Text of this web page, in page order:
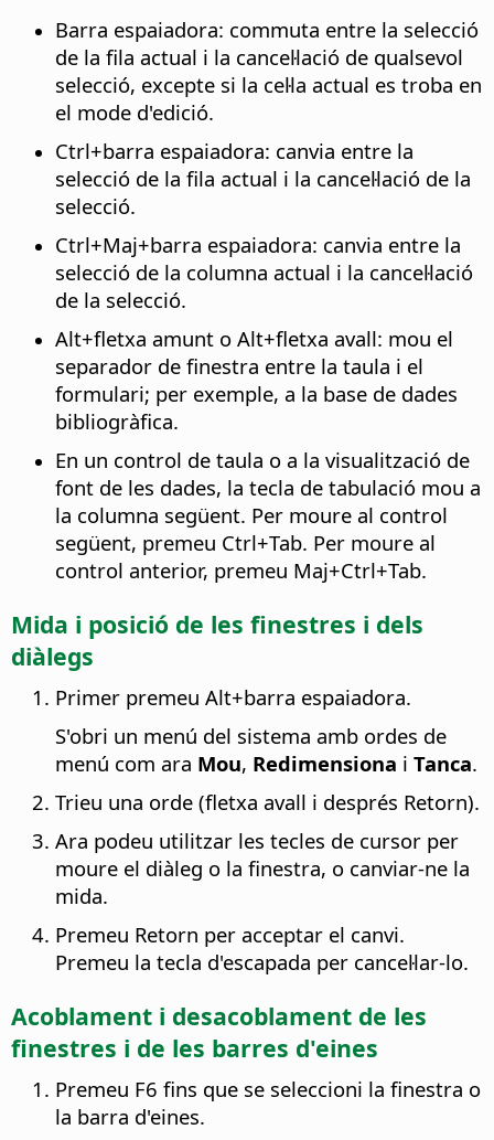
Barra espaiadora: commuta entre la selecció
de la fila actual i la cancel·lació de qualsevol
selecció, excepte si la cel·la actual es troba en
el mode d'edició.
Ctrl+barra espaiadora: canvia entre la
selecció de la fila actual i la cancel·lació de la
selecció.
Ctrl+Maj+barra espaiadora: canvia entre la
selecció de la columna actual i la cancel·lació
de la selecció.
Alt+fletxa amunt o Alt+fletxa avall: mou el
separador de finestra entre la taula i el
formulari; per exemple, a la base de dades
bibliogràfica.
En un control de taula o a la visualització de
font de les dades, la tecla de tabulació mou a
la columna següent. Per moure al control
següent, premeu Ctrl+Tab. Per moure al
control anterior, premeu Maj+Ctrl+Tab.
Mida i posició de les finestres i dels
diàlegs
Primer premeu Alt+barra espaiadora.
S'obri un menú del sistema amb ordes de
menú com ara Mou, Redimensiona i Tanca.
Trieu una orde (fletxa avall i després Retorn).
Ara podeu utilitzar les tecles de cursor per
moure el diàleg o la finestra, o canviar-ne la
mida.
Premeu Retorn per acceptar el canvi.
Premeu la tecla d'escapada per cancel·lar-lo.
Acoblament i desacoblament de les
finestres i de les barres d'eines
Premeu F6 fins que se seleccioni la finestra o
la barra d'eines.